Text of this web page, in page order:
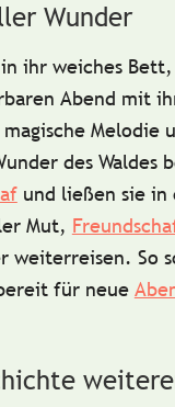
Wunder
ihr weiches
Abend mit
Melodie
des Waldes
und ließen sie in
Mut,
weiterreisen. So
für neue